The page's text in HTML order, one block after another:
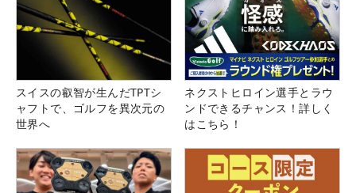
スイスの叡智が生んだTPTシ
ャフトで、ゴルフを異次元の
世界へ
ネクストヒロイン選手とラウ
ンドできるチャンス！詳しく
はこちら！